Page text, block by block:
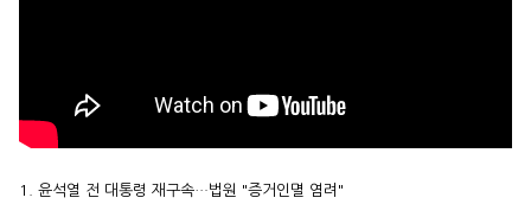
1. 윤석열 전 대통령 재구속…법원 "증거인멸 염려"